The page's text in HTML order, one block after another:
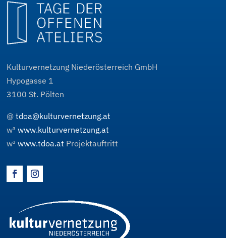
Kulturvernetzung Niederösterreich GmbH
Hypogasse 1
3100 St. Pölten
@tdoa@kulturvernetzung.at
w³www.kulturvernetzung.at
w³www.tdoa.at Projektauftritt